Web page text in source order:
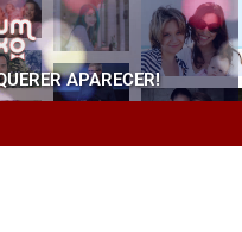
APARECER!